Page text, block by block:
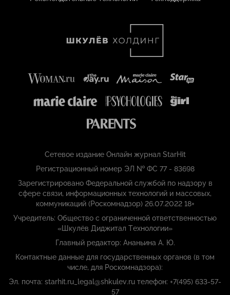
Сетевое издание Онлайн журнал StarHit
Регистрационный номер ЭЛ № ФС 77 - 83698
Зарегистрировано Федеральной службой по надзору в
сфере связи, информационных технологий и массовых,
коммуникаций (Роскомнадзор) 26.07.2022 18+
Учредитель: Общество с ограниченной ответственностью
«Шкулёв Диджитал Технологии»
Главный редактор: Ананьина А. Ю.
Контактные данные для государственных органов (в том
числе, для Роскомнадзора):
Эл. почта: starhit.ru_legal@shkulev.ru телефон: +7(495) 633-57-
57